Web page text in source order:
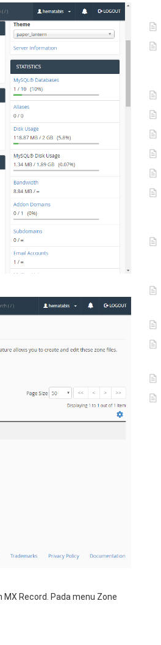
Record. Pada menu Zone